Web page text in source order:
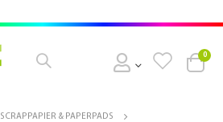
Cart
0
SCRAPPAPIER & PAPERPADS